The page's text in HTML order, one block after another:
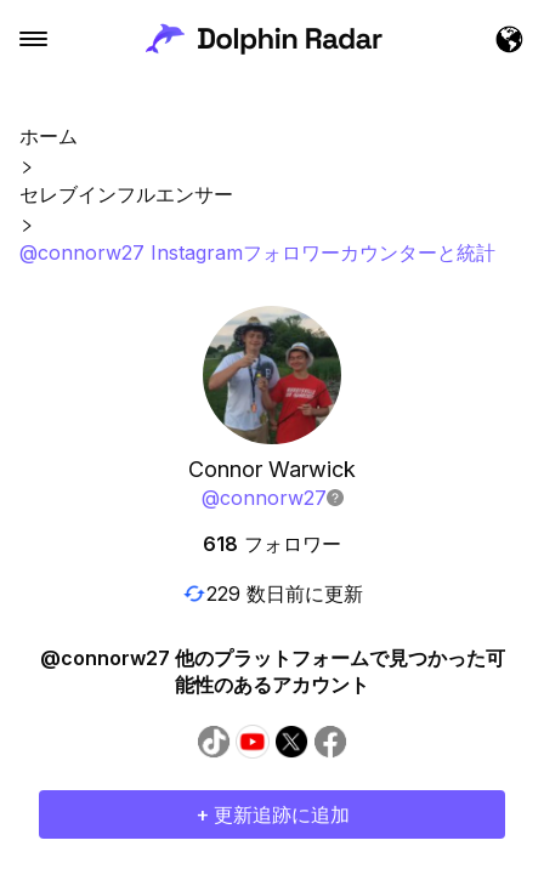
ホーム
セレブインフルエンサー
@connorw27 Instagramフォロワーカウンターと統計
Connor Warwick
@connorw27
618 フォロワー
229 数日前に更新
@connorw27 他のプラットフォームで見つかった可
能性のあるアカウント
+ 更新追跡に追加